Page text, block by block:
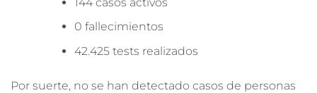
0 fallecimientos
42.425 tests realizados
Por suerte, no se han detectado casos de personas